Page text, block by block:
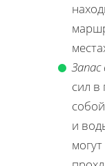
сил в
и